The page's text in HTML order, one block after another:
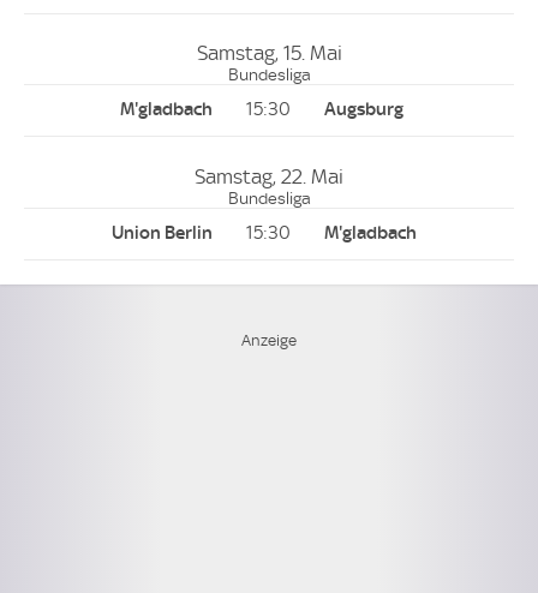
Samstag, 15. Mai
Bundesliga
15:30
Samstag, 22. Mai
Bundesliga
15:30